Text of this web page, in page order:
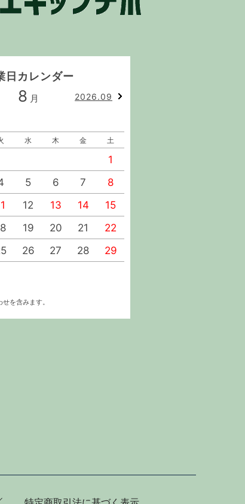
日カレンダー
8 月 2026.09
水 木 金 土
1
5 6 7
8
12 13 14
15
19 20 21
22
26 27 28
29
を含みます。